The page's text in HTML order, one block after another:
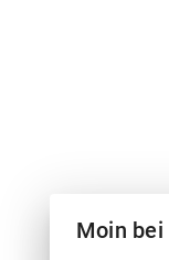
Moin bei